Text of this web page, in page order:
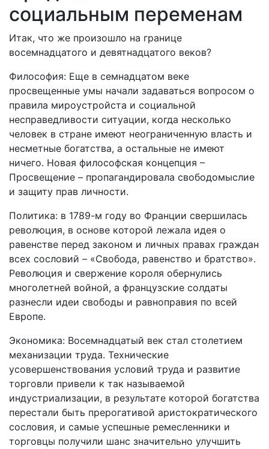
социальным переменам
Итак, что же произошло на границе
восемнадцатого и девятнадцатого веков?
Философия: Еще в семнадцатом веке
просвещенные умы начали задаваться вопросом о
правила мироустройста и социальной
несправедливости ситуации, когда несколько
человек в стране имеют неограниченную власть и
несметные богатства, а остальные не имеют
ничего. Новая философская концепция –
Просвещение – пропагандировала свободомыслие
и защиту прав личности.
Политика: в 1789-м году во Франции свершилась
революция, в основе которой лежала идея о
равенстве перед законом и личных правах граждан
всех сословий – «Свобода, равенство и братство».
Революция и свержение короля обернулись
многолетней войной, а французские солдаты
разнесли идеи свободы и равноправия по всей
Европе.
Экономика: Восемнадцатый век стал столетием
механизации труда. Технические
усовершенствования условий труда и развитие
торговли привели к так называемой
индустриализации, в результате которой богатства
перестали быть прерогативой аристократического
сословия, и самые успешные ремесленники и
торговцы получили шанс значительно улучшить